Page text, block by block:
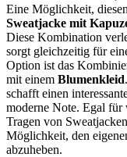
Eine Möglichkeit,
Sweatjacke mit
Diese Kombination
sorgt gleichzeitig für
Option ist das
mit einem Blumenkleid
schafft einen
moderne Note. Egal für
Tragen von
Möglichkeit, den
abzuheben.